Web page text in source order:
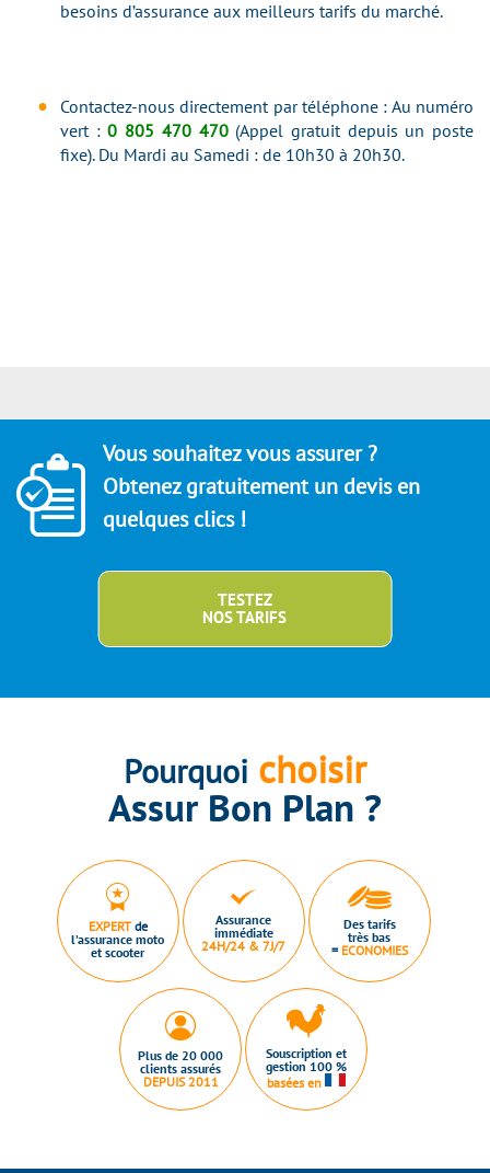
besoins d’assurance aux meilleurs tarifs du marché.
Contactez-nous directement par téléphone : Au numéro
vert :0 805 470 470 (Appel gratuit depuis un poste
fixe).Du Mardi au Samedi : de 10h30 à 20h30.
Vous souhaitez vous assurer ?
Obtenez gratuitement un devis en
quelques clics !
TESTEZ
NOS TARIFS
Pourquoi choisir
Assur Bon Plan ?
EXPERTde
l’assurance moto
et scooter
Assurance
immédiate
24H/24 & 7J/7
Des tarifs
très bas
= ECONOMIES
Plus de 20 000
clients assurés
DEPUIS 2011
Souscription et
gestion 100 %
basées en